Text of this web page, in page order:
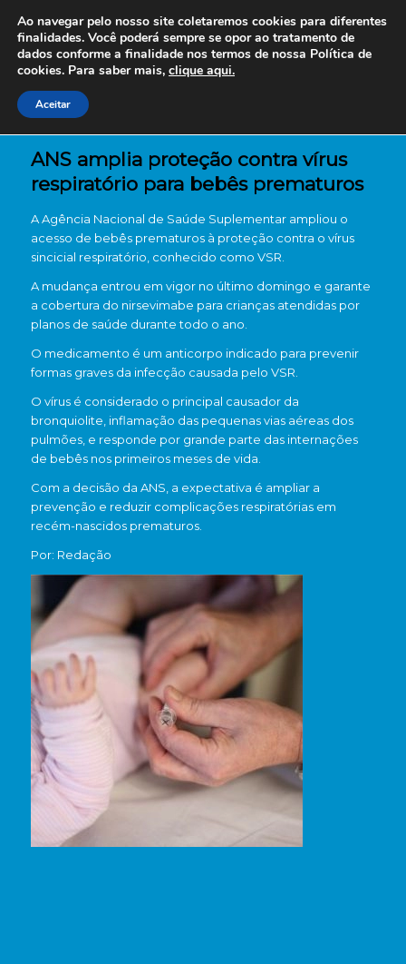
ANS amplia proteção contra vírus
respiratório para bebês prematuros
AAgência Nacional de Saúde Suplementarampliou o
acesso de bebês prematuros à proteção contra o vírus
sincicial respiratório, conhecido como VSR.
A mudança entrou em vigor no último domingo e garante
a cobertura do nirsevimabe para crianças atendidas por
planos de saúde durante todo o ano.
O medicamento é um anticorpo indicado para prevenir
formas graves da infecção causada pelo VSR.
O vírus é considerado o principal causador da
bronquiolite, inflamação das pequenas vias aéreas dos
pulmões, e responde por grande parte das internações
de bebês nos primeiros meses de vida.
Com a decisão da ANS, a expectativa é ampliar a
prevenção e reduzir complicações respiratórias em
recém-nascidos prematuros.
Por: Redação
Ao navegar pelo nosso site coletaremos cookies para diferentes
finalidades. Você poderá sempre se opor ao tratamento de
dados conforme a finalidade nos termos de nossa Política de
cookies. Para saber mais, clique aqui.
Aceitar